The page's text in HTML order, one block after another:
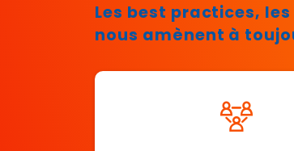
Les best practices,
nous amènent à